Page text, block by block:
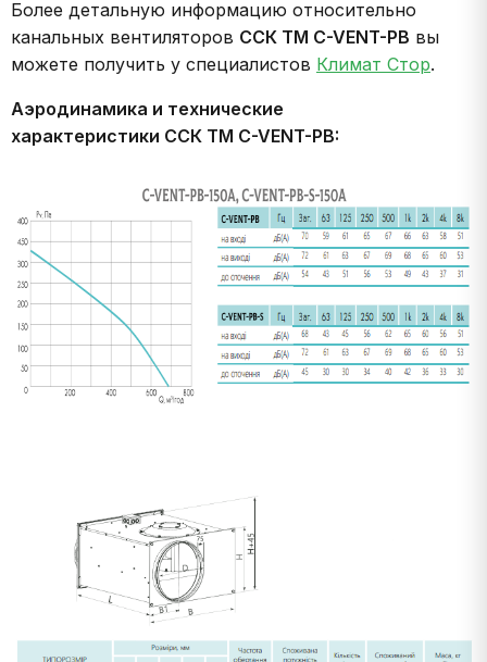
Более детальную информацию относительно
канальных вентиляторов ССК ТМ C-VENT-PB вы
можете получить у специалистов Климат Стор.
Аэродинамика и технические
характеристики ССК ТМ C-VENT-PB: